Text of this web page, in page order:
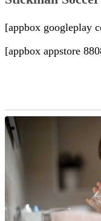
[appbox googleplay
[appbox appstore